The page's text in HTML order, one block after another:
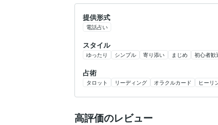
提供形式
電話占い
スタイル
ゆったり シンプル 寄り添い まじめ 初心者歓
占術
タロット リーディング オラクルカード ヒーリ
高評価のレビュー